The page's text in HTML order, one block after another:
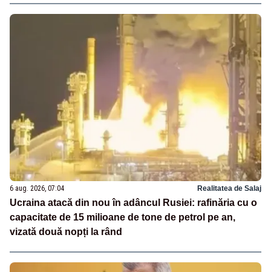
6 aug. 2026, 07:04 Realitatea de Salaj
Ucraina atacă din nou în adâncul Rusiei: rafinăria cu o
capacitate de 15 milioane de tone de petrol pe an,
vizată două nopți la rând